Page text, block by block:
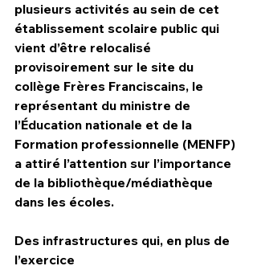
plusieurs activités au sein de cet
établissement scolaire public qui
vient d’être relocalisé
provisoirement sur le site du
collège Frères Franciscains, le
représentant du ministre de
l’Éducation nationale et de la
Formation professionnelle (MENFP)
a attiré l’attention sur l’importance
de la bibliothèque/médiathèque
dans les écoles.
Des infrastructures qui, en plus de
l’exercice